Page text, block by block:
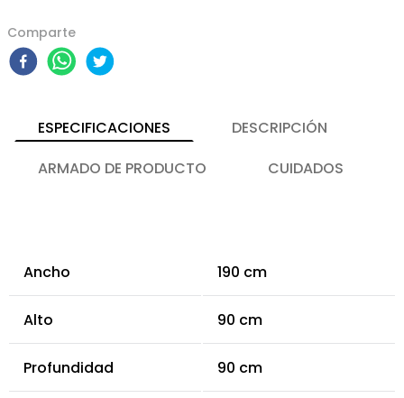
Comparte
ESPECIFICACIONES
DESCRIPCIÓN
ARMADO DE PRODUCTO
CUIDADOS
Ancho 190 cm
Alto 90 cm
Profundidad 90 cm